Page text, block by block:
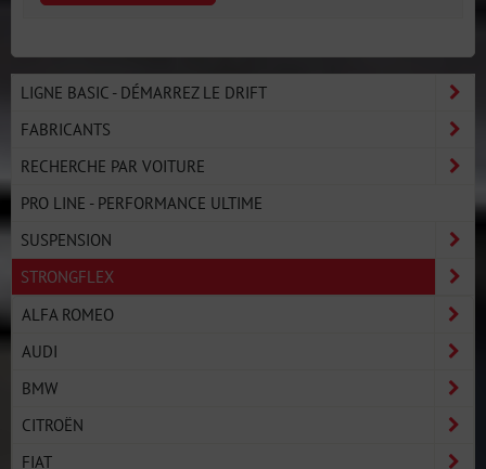
LIGNE BASIC - DÉMARREZ LE DRIFT
FABRICANTS
RECHERCHE PAR VOITURE
PRO LINE - PERFORMANCE ULTIME
SUSPENSION
STRONGFLEX
ALFA ROMEO
AUDI
BMW
CITROËN
FIAT